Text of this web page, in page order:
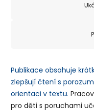
Publikace obsahuje
zlepšují čtení s
orientaci v textu.
pro děti s poruchami